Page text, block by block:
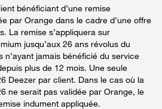
bénéficiant d’une remise
par Orange dans le cadre d’une offre
La remise s’appliquera sur
jusqu’aux 26 ans révolus du
n’ayant jamais bénéficié du service
plus de 12 mois. Une seule
Deezer par client. Dans le cas où la
ne serait pas validée par Orange, le
indument appliquée.